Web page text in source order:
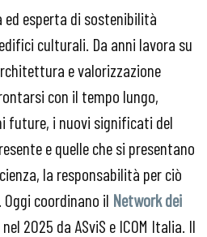
esperta di sostenibilità
culturali. Da anni lavora su
e valorizzazione
con il tempo lungo,
future, i nuovi significati del
e quelle che si presentano
la responsabilità per ciò
coordinano il Network dei
2025 da ASviS e ICOM Italia. Il